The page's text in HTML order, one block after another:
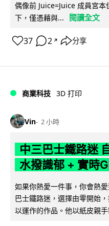
偶像前 Juice=Juice 成員宮
下，僅憑藉與...
閱讀全文
37 2 ↗ 分享
商業科技 3D 打印
Vin 2 小時
中三巴士鐵路迷
水撥識郁 + 實時
如果你熱愛一件事，你會熱
巴士鐵路迷，選擇由零開始
以運作的作品。他以紙皮親